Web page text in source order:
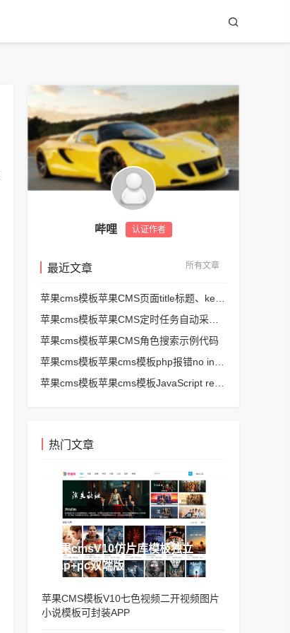
哔哩 认证作者
最近文章 所有文章
苹果cms模板苹果CMS角色搜索示例代码
热门文章
苹果cmsV10仿片库模板独立
wap+pc双端版
苹果CMS模板V10七色视频二开视频图片
小说模板可封装APP